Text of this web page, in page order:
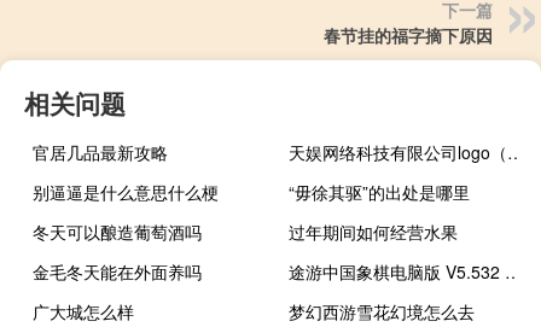
下一篇
春节挂的福字摘下原因
相关问题
官居几品最新攻略
天娱网络科技有限公司logo（天娱网）
别逼逼是什么意思什么梗
“毋徐其驱”的出处是哪里
冬天可以酿造葡萄酒吗
过年期间如何经营水果
金毛冬天能在外面养吗
途游中国象棋电脑版 V5.532 模拟器官方版（途游中国象棋电脑版 V5.532 模拟器官方版功能简介）
广大城怎么样
梦幻西游雪花幻境怎么去